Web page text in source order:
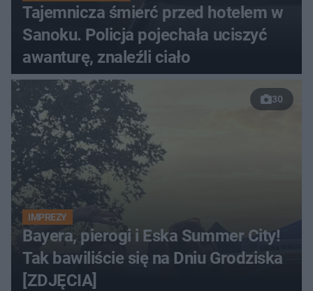
Tajemnicza śmierć przed hotelem w
Sanoku. Policja pojechała uciszyć
awanturę, znaleźli ciało
30
IMPREZY
Bayera, pierogi i Eska Summer City!
Tak bawiliście się na Dniu Grodziska
[ZDJĘCIA]